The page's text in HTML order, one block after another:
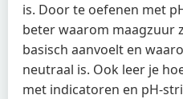
is. Door te oefenen met
beter waarom maagzuur
basisch aanvoelt en
neutraal is. Ook leer je
met indicatoren en pH-